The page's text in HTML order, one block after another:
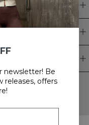
Sie exklusive
und vieles mehr.
newsletter! Be
offers